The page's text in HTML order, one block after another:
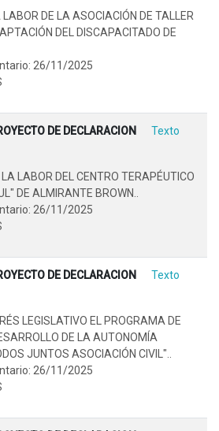
DE LA ASOCIACIÓN DE TALLER
DEL DISCAPACITADO DE
26/11/2025
DE DECLARACION
Texto
LABOR DEL CENTRO TERAPÉUTICO
DE ALMIRANTE BROWN..
26/11/2025
DE DECLARACION
Texto
LEGISLATIVO EL PROGRAMA DE
DE LA AUTONOMÍA
JUNTOS ASOCIACIÓN CIVIL"..
26/11/2025